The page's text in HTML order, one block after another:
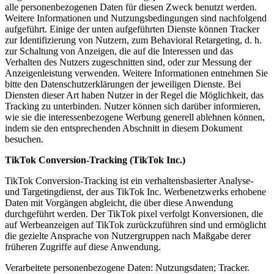
alle personenbezogenen Daten für diesen Zweck benutzt werden.
Weitere Informationen und Nutzungsbedingungen sind nachfolgend
aufgeführt. Einige der unten aufgeführten Dienste können Tracker
zur Identifizierung von Nutzern, zum Behavioral Retargeting, d. h.
zur Schaltung von Anzeigen, die auf die Interessen und das
Verhalten des Nutzers zugeschnitten sind, oder zur Messung der
Anzeigenleistung verwenden. Weitere Informationen entnehmen Sie
bitte den Datenschutzerklärungen der jeweiligen Dienste. Bei
Diensten dieser Art haben Nutzer in der Regel die Möglichkeit, das
Tracking zu unterbinden. Nutzer können sich darüber informieren,
wie sie die interessenbezogene Werbung generell ablehnen können,
indem sie den entsprechenden Abschnitt in diesem Dokument
besuchen.
TikTok Conversion-Tracking (TikTok Inc.)
TikTok Conversion-Tracking ist ein verhaltensbasierter Analyse-
und Targetingdienst, der aus TikTok Inc. Werbenetzwerks erhobene
Daten mit Vorgängen abgleicht, die über diese Anwendung
durchgeführt werden. Der TikTok pixel verfolgt Konversionen, die
auf Werbeanzeigen auf TikTok zurückzuführen sind und ermöglicht
die gezielte Ansprache von Nutzergruppen nach Maßgabe derer
früheren Zugriffe auf diese Anwendung.
Verarbeitete personenbezogene Daten: Nutzungsdaten; Tracker.